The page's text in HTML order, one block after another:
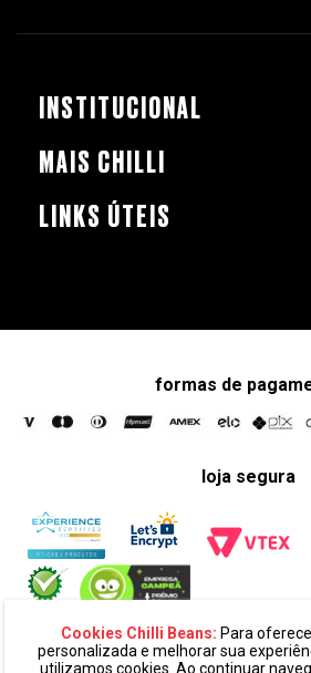
Cookies Chilli Beans: Para
personalizada e melhorar sua
utilizamos cookies. Ao continuar
INSTITUCIONAL
MAIS CHILLI
LINKS ÚTEIS
formas de
loja segura